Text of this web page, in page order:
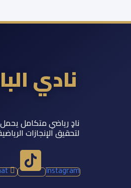
نادي
نادٍ رياضي متكامل
لتحقيق الإنجازات
Instagram